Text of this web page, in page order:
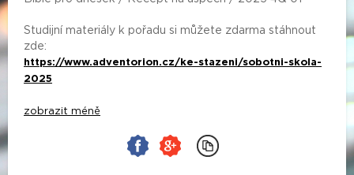
Studijní materiály k pořadu si můžete zdarma stáhnout
zde:
https://www.adventorion.cz/ke-stazeni/sobotni-skola-
2025
zobrazit méně